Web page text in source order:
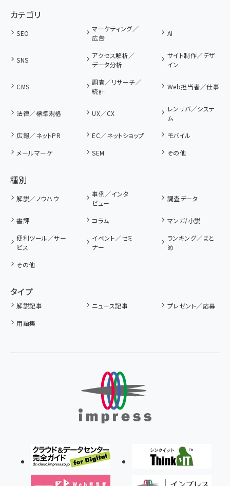
カテゴリ
SEO
マーケティング／
広告
AI
SNS
アクセス解析／
データ分析
サイト制作／デザ
イン
CMS
調査／リサーチ／
統計
Web担当者／仕事
法律／標準規格 UX／CX
レンサバ／システ
ム
広報／ネットPR
EC／ネットショップ
モバイル
メールマーケ
SEM その他
種別
解説／ノウハウ
事例／インタ
ビュー
調査データ
書評 コラム
マンガ/小説
便利ツール／サー
ビス
イベント／セミ
ナー
ランキング／まと
め
その他
タイプ
解説記事 ニュース記事
プレゼント／応募
用語集